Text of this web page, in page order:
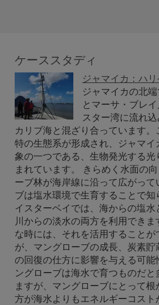
ケーススタディ
ジャマイカ：ハ
ジャマイカの北
とマーサ・ブレ
スター湾に流れ
カリブ海と混ざり合っています
特の生態系が形成され、ジャマイ
象の一つである、生物発光する光
まれています。 きらめく水面の
ーブ林が海岸線に沿って広がって
ブは塩水環境で生育することで知
イスターベイでは、海からの塩
川からの淡水の両方を利用でき
な時には、それを活用することが
が、マングローブの成長、炭素貯
の回復の仕方に影響を与える可能
ングローブは海水で育つものだ
ますが、マングローブにとって根
方が海水よりもエネルギーコスト